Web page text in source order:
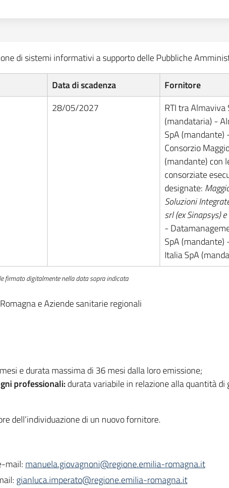
di sistemi informativi a supporto delle Pubbliche
Data di scadenza Fornitore
28/05/2027
RTI tra Almaviva
(mandataria) -
SpA (mandante)
Consorzio
(mandante) con
consorziate
designate:
Soluzioni
srl (ex Sinapsys)
-
SpA (mandante)
Italia SpA
firmato digitalmente nella data sopra indicata
e Aziende sanitarie regionali
e durata massima di 36 mesi dalla loro emissione;
professionali:durata variabile in relazione alla quantità
dell’individuazione di un nuovo fornitore.
mail: manuela.giovagnoni@regione.emilia-romagna.it
gianluca.imperato@regione.emilia-romagna.it